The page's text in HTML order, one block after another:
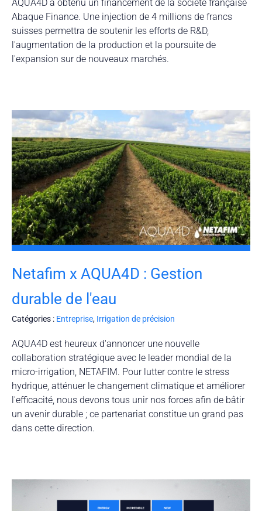
AQUA4D a obtenu un financement de la société française
Abaque Finance. Une injection de 4 millions de francs
suisses permettra de soutenir les efforts de R&D,
l'augmentation de la production et la poursuite de
l'expansion sur de nouveaux marchés.
Netafim x AQUA4D : Gestion
durable de l'eau
Catégories : Entreprise, Irrigation de précision
AQUA4D est heureux d'annoncer une nouvelle
collaboration stratégique avec le leader mondial de la
micro-irrigation, NETAFIM. Pour lutter contre le stress
hydrique, atténuer le changement climatique et améliorer
l'efficacité, nous devons tous unir nos forces afin de bâtir
un avenir durable ; ce partenariat constitue un grand pas
dans cette direction.